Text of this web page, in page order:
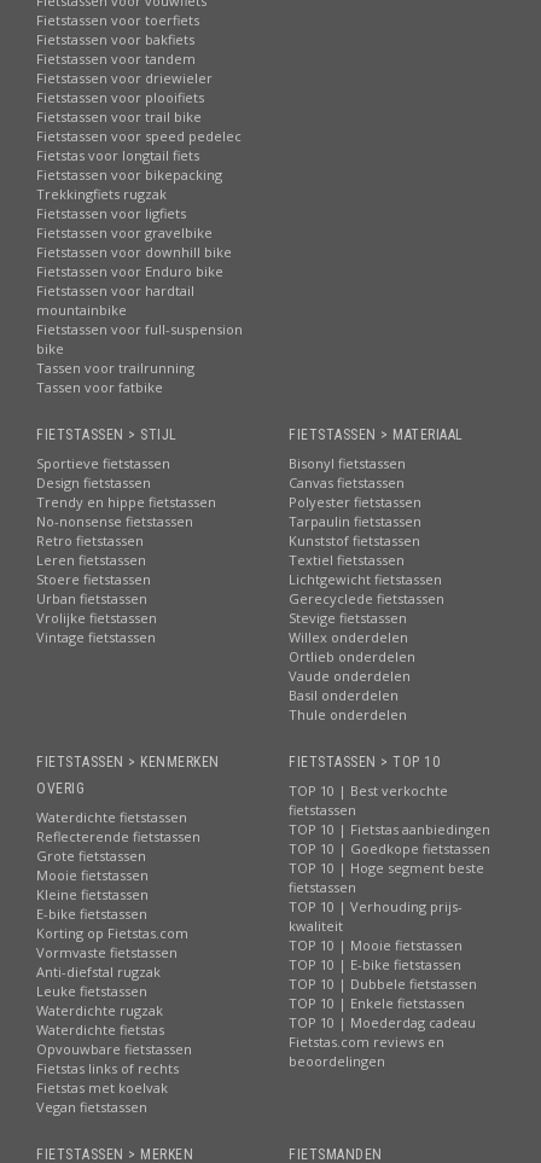
Fietstassen voor toerfiets
Fietstassen voor bakfiets
Fietstassen voor tandem
Fietstassen voor driewieler
Fietstassen voor plooifiets
Fietstassen voor trail bike
Fietstassen voor speed pedelec
Fietstas voor longtail fiets
Fietstassen voor bikepacking
Trekkingfiets rugzak
Fietstassen voor ligfiets
Fietstassen voor gravelbike
Fietstassen voor downhill bike
Fietstassen voor Enduro bike
Fietstassen voor hardtail
mountainbike
Fietstassen voor full-suspension
bike
Tassen voor trailrunning
Tassen voor fatbike
FIETSTASSEN > STIJL
Sportieve fietstassen
Design fietstassen
Trendy en hippe fietstassen
No-nonsense fietstassen
Retro fietstassen
Leren fietstassen
Stoere fietstassen
Urban fietstassen
Vrolijke fietstassen
Vintage fietstassen
FIETSTASSEN > MATERIAAL
Bisonyl fietstassen
Canvas fietstassen
Polyester fietstassen
Tarpaulin fietstassen
Kunststof fietstassen
Textiel fietstassen
Lichtgewicht fietstassen
Gerecyclede fietstassen
Stevige fietstassen
Willex onderdelen
Ortlieb onderdelen
Vaude onderdelen
Basil onderdelen
Thule onderdelen
FIETSTASSEN > KENMERKEN
OVERIG
Waterdichte fietstassen
Reflecterende fietstassen
Grote fietstassen
Mooie fietstassen
Kleine fietstassen
E-bike fietstassen
Korting op Fietstas.com
Vormvaste fietstassen
Anti-diefstal rugzak
Leuke fietstassen
Waterdichte rugzak
Waterdichte fietstas
Opvouwbare fietstassen
Fietstas links of rechts
Fietstas met koelvak
Vegan fietstassen
FIETSTASSEN > TOP 10
TOP 10 | Best verkochte
fietstassen
TOP 10 | Fietstas aanbiedingen
TOP 10 | Goedkope fietstassen
TOP 10 | Hoge segment beste
fietstassen
TOP 10 | Verhouding prijs-
kwaliteit
TOP 10 | Mooie fietstassen
TOP 10 | E-bike fietstassen
TOP 10 | Dubbele fietstassen
TOP 10 | Enkele fietstassen
TOP 10 | Moederdag cadeau
Fietstas.com reviews en
beoordelingen
FIETSTASSEN > MERKEN FIETSMANDEN